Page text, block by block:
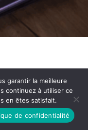
de Confidentialité
garantir la meilleure
continuez à utiliser ce
en êtes satisfait.
de confidentialité